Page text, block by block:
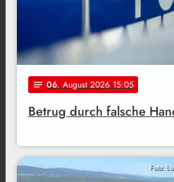
notes 06. August 2026 15:05
Betrug durch falsche
Foto: